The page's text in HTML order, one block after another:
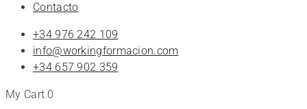
Contacto
+34 976 242 109
info@workingformacion.com
+34 657 902 359
My Cart 0